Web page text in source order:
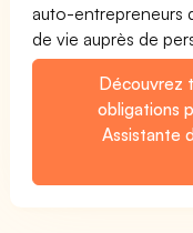
auto-entrepreneurs
de vie auprès de
Découvrez
obligations
Assistante